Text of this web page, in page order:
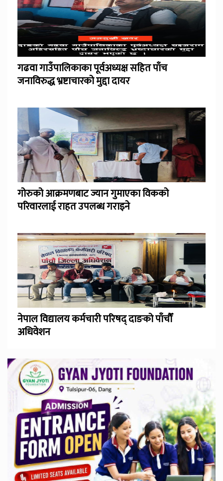
गढवा गाउँपालिकाका पूर्वअध्यक्ष सहित पाँच
जनाविरुद्ध भ्रष्टाचारको मुद्दा दायर
गोरुको आक्रमणबाट ज्यान गुमाएका विकको
परिवारलाई राहत उपलब्ध गराइने
नेपाल विद्यालय कर्मचारी परिषद् दाङको पाँचौँ
अधिवेशन